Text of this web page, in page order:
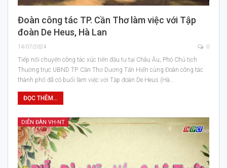
Đoàn công tác TP. Cần Thơ làm việc với Tập
đoàn De Heus, Hà Lan
14/07/2024 0
Tiếp nối chuyến công tác xúc tiến đầu tư tại Châu Âu, Phó Chủ tịch
Thường trực UBND TP. Cần Thơ Dương Tấn Hiển cùng Đoàn công tác
thành phố đã có buổi làm việc với Tập đoàn De Heus (Hà…
ĐỌC THÊM...
DIỄN ĐÀN VH-NT